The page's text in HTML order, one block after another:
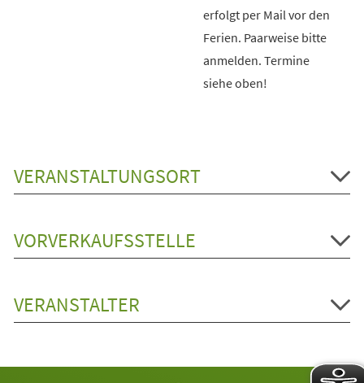
erfolgt per Mail vor den
Ferien. Paarweise bitte
anmelden. Termine
siehe oben!
VERANSTALTUNGSORT
VORVERKAUFSSTELLE
VERANSTALTER